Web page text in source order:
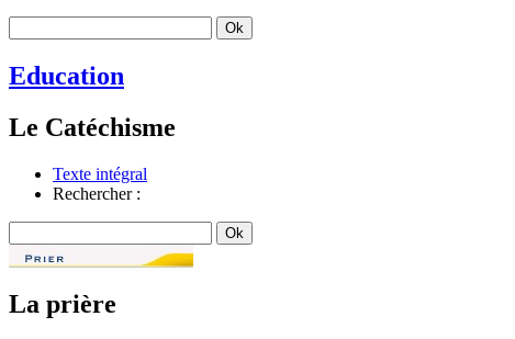
Education
Le Catéchisme
Texte intégral
Rechercher :
La prière